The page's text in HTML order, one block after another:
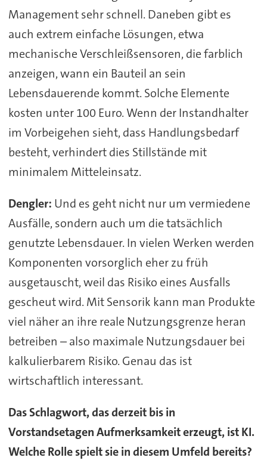
Management sehr schnell. Daneben gibt es
auch extrem einfache Lösungen, etwa
mechanische Verschleißsensoren, die farblich
anzeigen, wann ein Bauteil an sein
Lebensdauerende kommt. Solche Elemente
kosten unter 100 Euro. Wenn der Instandhalter
im Vorbeigehen sieht, dass Handlungsbedarf
besteht, verhindert dies Stillstände mit
minimalem Mitteleinsatz.
Dengler: Und es geht nicht nur um vermiedene
Ausfälle, sondern auch um die tatsächlich
genutzte Lebensdauer. In vielen Werken werden
Komponenten vorsorglich eher zu früh
ausgetauscht, weil das Risiko eines Ausfalls
gescheut wird. Mit Sensorik kann man Produkte
viel näher an ihre reale Nutzungsgrenze heran
betreiben – also maximale Nutzungsdauer bei
kalkulierbarem Risiko. Genau das ist
wirtschaftlich interessant.
Das Schlagwort, das derzeit bis in
Vorstandsetagen Aufmerksamkeit erzeugt, ist KI.
Welche Rolle spielt sie in diesem Umfeld bereits?